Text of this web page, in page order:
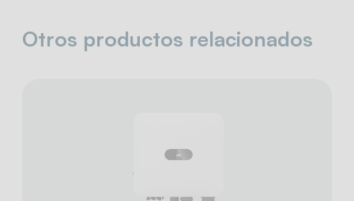
Otros productos relacionados